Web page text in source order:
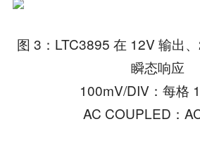
图 3：LTC3895 在 12V 输出
瞬态响应
100mV/DIV：每格
AC COUPLED：